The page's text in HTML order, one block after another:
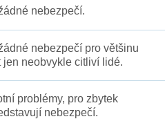
nebezpečí.
nebezpečí pro většinu
jen neobvykle citliví lidé.
problémy, pro zbytek
nebezpečí.